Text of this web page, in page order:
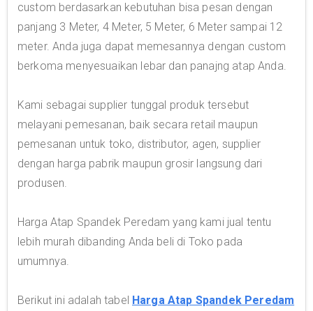
custom berdasarkan kebutuhan bisa pesan dengan
panjang 3 Meter, 4 Meter, 5 Meter, 6 Meter sampai 12
meter. Anda juga dapat memesannya dengan custom
berkoma menyesuaikan lebar dan panajng atap Anda.
Kami sebagai supplier tunggal produk tersebut
melayani pemesanan, baik secara retail maupun
pemesanan untuk toko, distributor, agen, supplier
dengan harga pabrik maupun grosir langsung dari
produsen.
Harga Atap Spandek Peredam yang kami jual tentu
lebih murah dibanding Anda beli di Toko pada
umumnya.
Berikut ini adalah tabel Harga Atap Spandek Peredam